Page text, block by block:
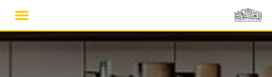
content